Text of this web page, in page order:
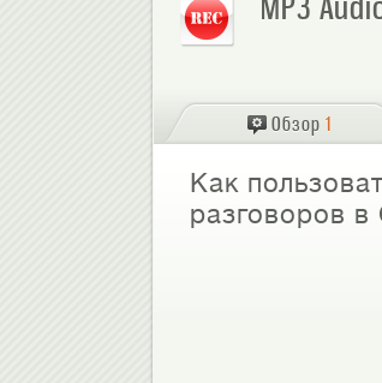
Обзор 1
Как
разговоров в